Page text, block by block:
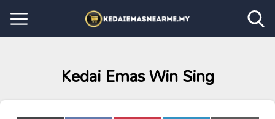
Kedai Emas Win Sing